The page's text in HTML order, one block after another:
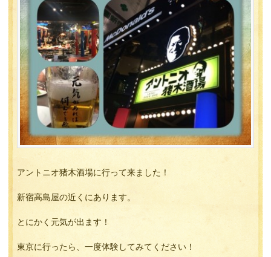
アントニオ猪木酒場に行って来ました！
新宿高島屋の近くにあります。
とにかく元気が出ます！
東京に行ったら、一度体験してみてください！